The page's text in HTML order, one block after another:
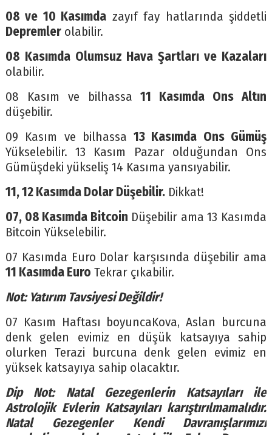
08 ve 10 Kasımda zayıf fay hatlarında şiddetli
Depremlerolabilir.
08 Kasımda Olumsuz Hava Şartları ve Kazaları
olabilir.
08 Kasım ve bilhassa11 Kasımda Ons Altın
düşebilir.
09 Kasım ve bilhassa13 Kasımda Ons Gümüş
Yükselebilir. 13 Kasım Pazar olduğundan Ons
Gümüşdeki yükseliş 14 Kasıma yansıyabilir.
11, 12 Kasımda Dolar Düşebilir.Dikkat!
07, 08 Kasımda Bitcoin Düşebilir ama 13 Kasımda
Bitcoin Yükselebilir.
07 Kasımda Euro Dolar karşısında düşebilir ama
11 Kasımda Euro Tekrar çıkabilir.
Not: Yatırım Tavsiyesi Değildir!
07 Kasım Haftası boyuncaKova, Aslan burcuna
denk gelen evimiz en düşük katsayıya sahip
olurken Terazi burcuna denk gelen evimiz en
yüksek katsayıya sahip olacaktır.
Dip Not: Natal Gezegenlerin Katsayıları ile
Astrolojik Evlerin Katsayıları karıştırılmamalıdır.
Natal Gezegenler Kendi Davranışlarımızı